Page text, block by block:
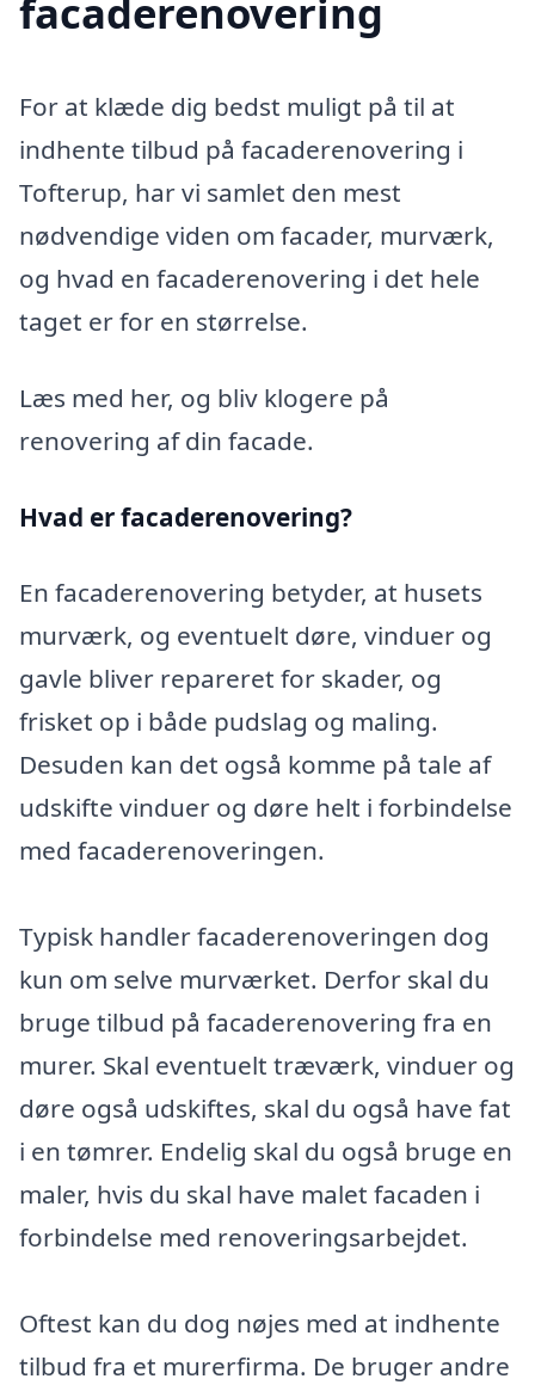
facaderenovering
For at klæde dig bedst muligt på til at
indhente tilbud på facaderenovering i
Tofterup, har vi samlet den mest
nødvendige viden om facader, murværk,
og hvad en facaderenovering i det hele
taget er for en størrelse.
Læs med her, og bliv klogere på
renovering af din facade.
Hvad er facaderenovering?
En facaderenovering betyder, at husets
murværk, og eventuelt døre, vinduer og
gavle bliver repareret for skader, og
frisket op i både pudslag og maling.
Desuden kan det også komme på tale af
udskifte vinduer og døre helt i forbindelse
med facaderenoveringen.
Typisk handler facaderenoveringen dog
kun om selve murværket. Derfor skal du
bruge tilbud på facaderenovering fra en
murer. Skal eventuelt træværk, vinduer og
døre også udskiftes, skal du også have fat
i en tømrer. Endelig skal du også bruge en
maler, hvis du skal have malet facaden i
forbindelse med renoveringsarbejdet.
Oftest kan du dog nøjes med at indhente
tilbud fra et murerfirma. De bruger andre